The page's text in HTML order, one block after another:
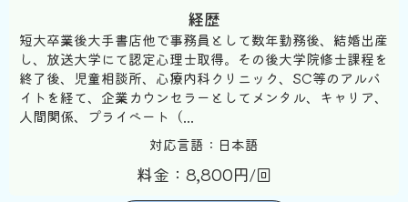
経歴
短大卒業後大手書店他で事務員として数年勤務後、結婚出産
し、放送大学にて認定心理士取得。その後大学院修士課程を
終了後、児童相談所、心療内科クリニック、SC等のアルバ
イトを経て、企業カウンセラーとしてメンタル、キャリア、
人間関係、プライベート（...
対応言語：日本語
料金：8,800円/回